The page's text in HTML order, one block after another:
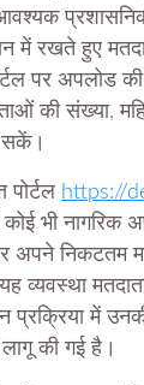
प्रशासनिक
में रखते हुए
पर अपलोड
की संख्या,
सकें।
पोर्टल https://
भी नागरिक
अपने निकटतम
व्यवस्था
प्रक्रिया में
की गई है।